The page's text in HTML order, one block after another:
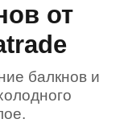
от
балкнов и